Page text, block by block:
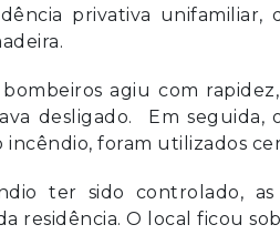
privativa
agiu com
desligado. Em seguida,
incêndio, foram utilizados
ter sido controlado, as
residência. O local ficou